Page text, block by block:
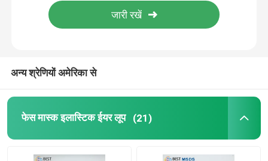
फ्लैट ईयर लूप
मास्क नाक तार
अन्य श्रेणियों अमेरिका से
फेस मास्क इलास्टिक ईयर लूप (21)